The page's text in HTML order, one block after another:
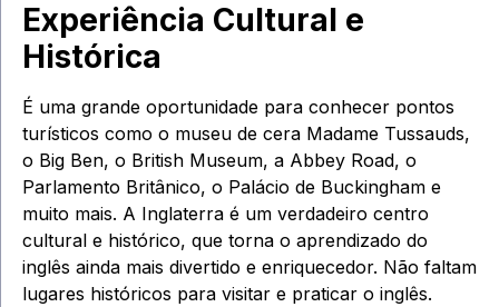
Experiência Cultural e
Histórica
É uma grande oportunidade para conhecer pontos
turísticos como o museu de cera Madame Tussauds,
o Big Ben, o British Museum, a Abbey Road, o
Parlamento Britânico, o Palácio de Buckingham e
muito mais. A Inglaterra é um verdadeiro centro
cultural e histórico, que torna o aprendizado do
inglês ainda mais divertido e enriquecedor. Não faltam
lugares históricos para visitar e praticar o inglês.